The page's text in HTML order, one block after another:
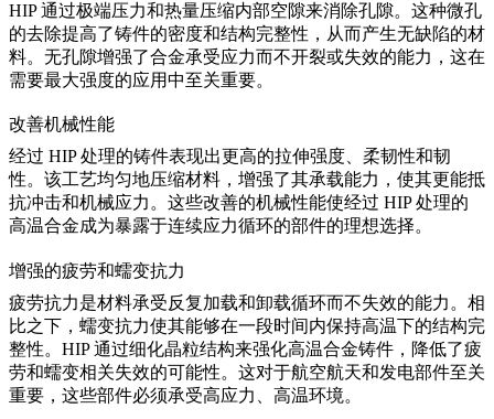
HIP 通过极端压力和热量压缩内部空隙来消除孔隙。这种微孔
的去除提高了铸件的密度和结构完整性，从而产生无缺陷的材
料。无孔隙增强了合金承受应力而不开裂或失效的能力，这在
需要最大强度的应用中至关重要。
改善机械性能
经过 HIP 处理的铸件表现出更高的拉伸强度、柔韧性和韧
性。该工艺均匀地压缩材料，增强了其承载能力，使其更能抵
抗冲击和机械应力。这些改善的机械性能使经过 HIP 处理的
高温合金成为暴露于连续应力循环的部件的理想选择。
增强的疲劳和蠕变抗力
疲劳抗力是材料承受反复加载和卸载循环而不失效的能力。相
比之下，蠕变抗力使其能够在一段时间内保持高温下的结构完
整性。HIP 通过细化晶粒结构来强化高温合金铸件，降低了疲
劳和蠕变相关失效的可能性。这对于航空航天和发电部件至关
重要，这些部件必须承受高应力、高温环境。